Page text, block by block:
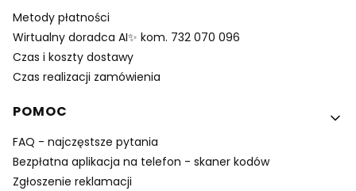
Metody płatności
Wirtualny doradca AI✨ kom. 732 070 096
Czas i koszty dostawy
Czas realizacji zamówienia
POMOC
FAQ - najczęstsze pytania
Bezpłatna aplikacja na telefon - skaner kodów
Zgłoszenie reklamacji